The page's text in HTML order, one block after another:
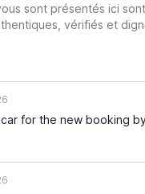
sont présentés ici
vérifiés et
for the new booking